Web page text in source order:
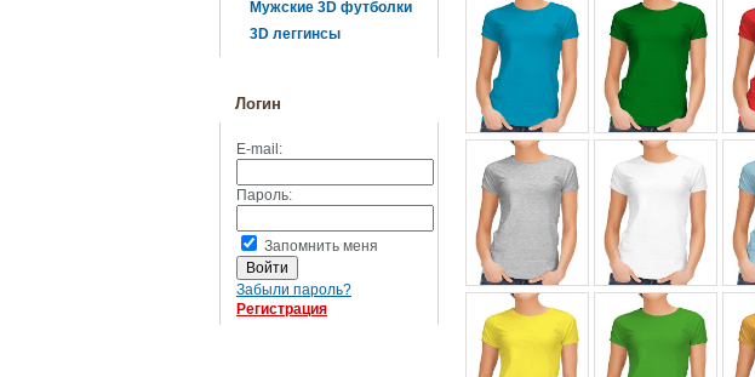
Мужские 3D футболки
3D леггинсы
Логин
E-mail:
Пароль:
Запомнить меня
Забыли пароль?
Регистрация